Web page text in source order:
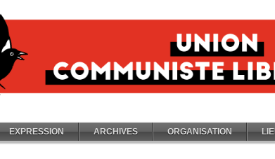
EXPRESSION ARCHIVES ORGANISATION